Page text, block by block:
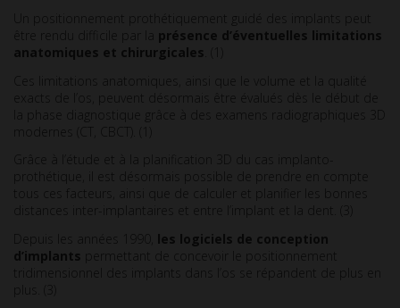
Un positionnement prothétiquement guidé des implants peut
être rendu difficile par la présence d’éventuelles limitations
anatomiques et chirurgicales
Ces limitations anatomiques, ainsi que le volume et la qualité
exacts de l’os, peuvent désormais être évalués dès le début de
la phase diagnostique grâce à des examens radiographiques 3D
modernes (CT, CBCT). (1)
Grâce à l’étude et à la planification 3D du cas implanto-
prothétique, il est désormais possible de prendre en compte
tous ces facteurs, ainsi que de calculer et planifier les bonnes
distances inter-implantaires et entre l’implant et la dent. (3)
les logiciels de conception
d’implants permettant de concevoir le positionnement
tridimensionnel des implants dans l’os se répandent de plus en
plus. (3)